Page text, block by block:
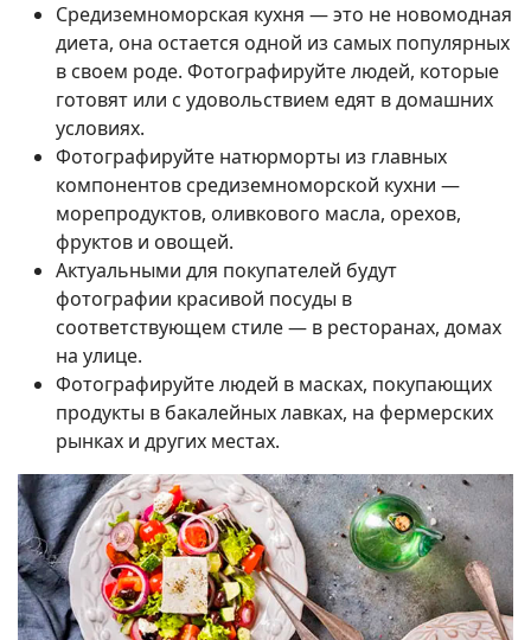
Средиземноморская кухня — это не новомодная
диета, она остается одной из самых популярных
в своем роде. Фотографируйте людей, которые
готовят или с удовольствием едят в домашних
условиях.
Фотографируйте натюрморты из главных
компонентов средиземноморской кухни —
морепродуктов, оливкового масла, орехов,
фруктов и овощей.
Актуальными для покупателей будут
фотографии красивой посуды в
соответствующем стиле — в ресторанах, домах
на улице.
Фотографируйте людей в масках, покупающих
продукты в бакалейных лавках, на фермерских
рынках и других местах.